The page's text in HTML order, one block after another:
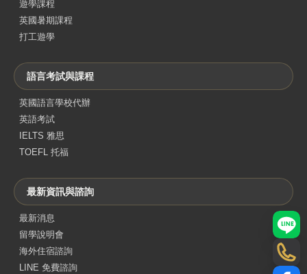
遊學課程
英國暑期課程
打工遊學
語言考試與課程
英國語言學校代辦
英語考試
IELTS 雅思
TOEFL 托福
最新資訊與諮詢
最新消息
留學說明會
海外住宿諮詢
LINE 免費諮詢
LINE
電話